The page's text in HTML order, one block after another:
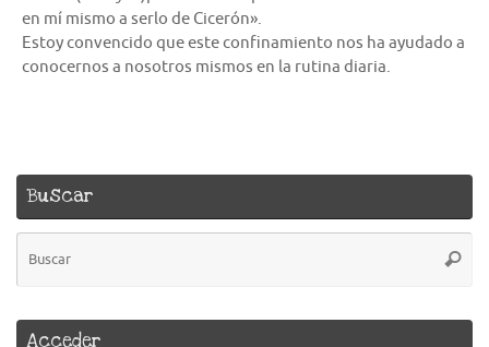
en mí mismo a serlo de Cicerón».
Estoy convencido que este confinamiento nos ha ayudado a
conocernos a nosotros mismos en la rutina diaria.
Buscar
Acceder